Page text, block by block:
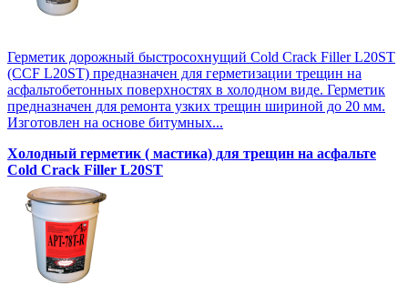
Герметик дорожный быстросохнущий Cold Crack Filler L20SТ
(CCF L20SТ) предназначен для герметизации трещин на
асфальтобетонных поверхностях в холодном виде. Герметик
предназначен для ремонта узких трещин шириной до 20 мм.
Изготовлен на основе битумных...
Холодный герметик ( мастика) для трещин на асфальте
Cold Crack Filler L20SТ